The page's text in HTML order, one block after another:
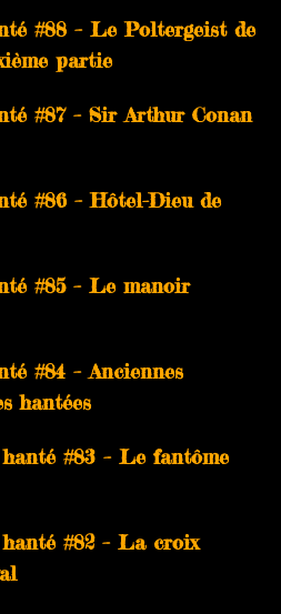
#88 – Le Poltergeist de
partie
#87 – Sir Arthur Conan
#86 – Hôtel-Dieu de
#85 – Le manoir
#84 – Anciennes
hantées
#83 – Le fantôme
#82 – La croix